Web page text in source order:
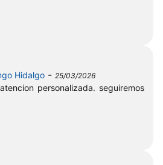
Hidalgo - 25/03/2026
personalizada. seguiremos